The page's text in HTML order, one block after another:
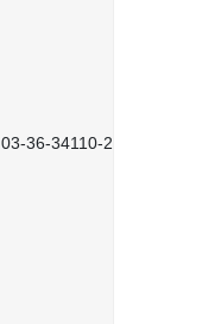
03-36-34110-2601